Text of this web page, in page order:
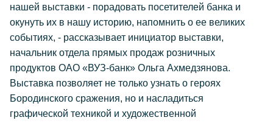
нашей выставки - порадовать посетителей банка и
окунуть их в нашу историю, напомнить о ее великих
событиях, - рассказывает инициатор выставки,
начальник отдела прямых продаж розничных
продуктов ОАО «ВУЗ-банк» Ольга Ахмедзянова.
Выставка позволяет не только узнать о героях
Бородинского сражения, но и насладиться
графической техникой и художественной